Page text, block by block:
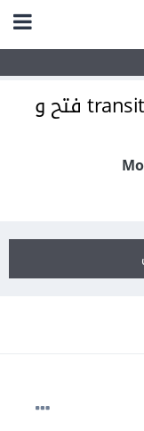
مشكلة في عمل transition فتح و